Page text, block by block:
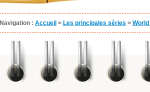
Navigation : Accueil > Les principales séries > World